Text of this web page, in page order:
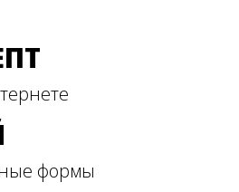
формы